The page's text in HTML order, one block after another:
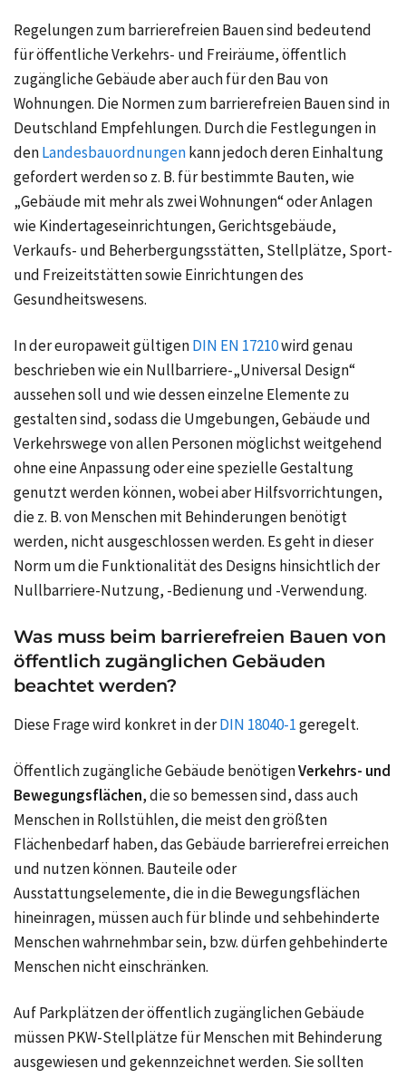
Regelungen zum barrierefreien Bauen sind bedeutend
für öffentliche Verkehrs- und Freiräume, öffentlich
zugängliche Gebäude aber auch für den Bau von
Wohnungen. Die Normen zum barrierefreien Bauen sind in
Deutschland Empfehlungen. Durch die Festlegungen in
denLandesbauordnungenkann jedoch deren Einhaltung
gefordert werden so z. B. für bestimmte Bauten, wie
„Gebäude mit mehr als zwei Wohnungen“ oder Anlagen
wie Kindertageseinrichtungen, Gerichtsgebäude,
Verkaufs- und Beherbergungsstätten, Stellplätze, Sport-
und Freizeitstätten sowie Einrichtungen des
Gesundheitswesens.
In der europaweit gültigenDIN EN 17210wird genau
beschrieben wie ein Nullbarriere-„Universal Design“
aussehen soll und wie dessen einzelne Elemente zu
gestalten sind, sodass die Umgebungen, Gebäude und
Verkehrswege von allen Personen möglichst weitgehend
ohne eine Anpassung oder eine spezielle Gestaltung
genutzt werden können, wobei aber Hilfsvorrichtungen,
die z. B. von Menschen mit Behinderungen benötigt
werden, nicht ausgeschlossen werden. Es geht in dieser
Norm um die Funktionalität des Designs hinsichtlich der
Nullbarriere-Nutzung, -Bedienung und -Verwendung.
Was muss beim barrierefreien Bauen von
öffentlich zugänglichen Gebäuden
beachtet werden?
Diese Frage wird konkret in derDIN 18040-1geregelt.
Öffentlich zugängliche Gebäude benötigenVerkehrs- und
Bewegungsflächen, die so bemessen sind, dass auch
Menschen in Rollstühlen, die meist den größten
Flächenbedarf haben, das Gebäude barrierefrei erreichen
und nutzen können. Bauteile oder
Ausstattungselemente, die in die Bewegungsflächen
hineinragen, müssen auch für blinde und sehbehinderte
Menschen wahrnehmbar sein, bzw. dürfen gehbehinderte
Menschen nicht einschränken.
AufParkplätzender öffentlich zugänglichen Gebäude
müssen PKW-Stellplätze für Menschen mit Behinderung
ausgewiesen und gekennzeichnet werden. Sie sollten